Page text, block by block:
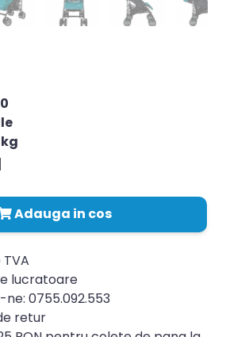
Adauga in cos
lucratoare
0755.092.553
retur